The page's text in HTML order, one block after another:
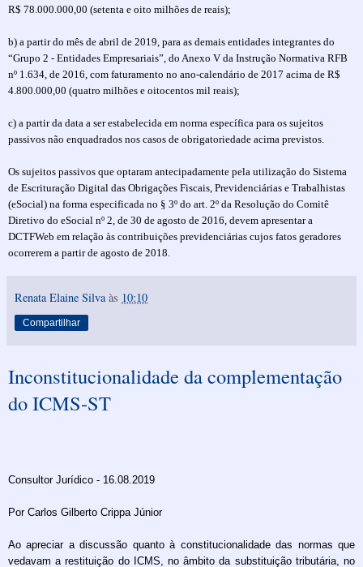
R$ 78.000.000,00 (setenta e oito milhões de reais);
b) a partir do mês de abril de 2019, para as demais entidades integrantes do
“Grupo 2 - Entidades Empresariais”, do Anexo V da Instrução Normativa RFB
nº 1.634, de 2016, com faturamento no ano-calendário de 2017 acima de R$
4.800.000,00 (quatro milhões e oitocentos mil reais);
c) a partir da data a ser estabelecida em norma específica para os sujeitos
passivos não enquadrados nos casos de obrigatoriedade acima previstos.
Os sujeitos passivos que optaram antecipadamente pela utilização do Sistema
de Escrituração Digital das Obrigações Fiscais, Previdenciárias e Trabalhistas
(eSocial) na forma especificada no § 3º do art. 2º da Resolução do Comitê
Diretivo do eSocial nº 2, de 30 de agosto de 2016, devem apresentar a
DCTFWeb em relação às contribuições previdenciárias cujos fatos geradores
ocorrerem a partir de agosto de 2018.
Renata Elaine Silva às 10:10
Compartilhar
Inconstitucionalidade da complementação
do ICMS-ST
Consultor Jurídico - 16.08.2019
Por Carlos Gilberto Crippa Júnior
Ao apreciar a discussão quanto à constitucionalidade das normas que
vedavam a restituição do ICMS, no âmbito da substituição tributária, no